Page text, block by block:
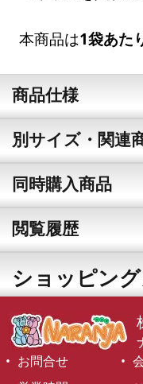
本商品は1袋あた
商品仕様
別サイズ・関連
同時購入商品
閲覧履歴
ショッピン
お問合せ